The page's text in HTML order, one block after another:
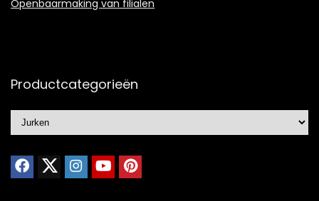
Openbaarmaking van filialen
Productcategorieën